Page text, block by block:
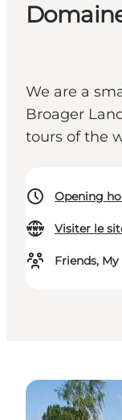
We are a
Broager
tours of the
Opening
Visiter le
Friends,